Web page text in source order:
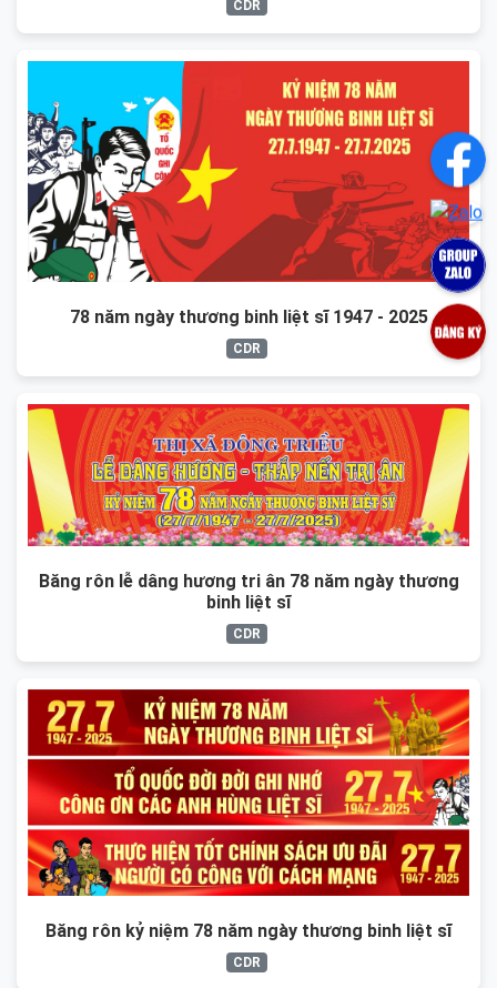
CDR
78 năm ngày thương binh liệt sĩ 1947 - 2025
CDR
Băng rôn lễ dâng hương tri ân 78 năm ngày thương
binh liệt sĩ
CDR
Băng rôn kỷ niệm 78 năm ngày thương binh liệt sĩ
CDR